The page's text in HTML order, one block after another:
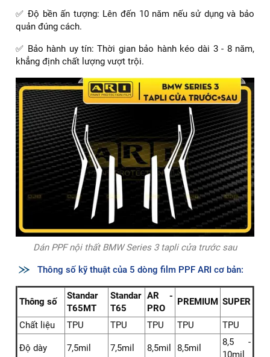
✅ Độ bền ấn tượng: Lên đến 10 năm nếu sử dụng và bảo
quản đúng cách.
✅ Bảo hành uy tín: Thời gian bảo hành kéo dài 3 - 8 năm,
khẳng định chất lượng vượt trội.
Dán PPF nội thất BMW Series 3 tapli cửa trước sau
Thông số kỹ thuật của 5 dòng film PPF ARI cơ bản:
Thông số
Standar
T65MT
Standar
T65
AR -
PRO
PREMIUM SUPER
Chất liệu TPU TPU TPU TPU TPU
Độ dày 7,5mil 7,5mil 8,5mil 8,5mil
8,5 -
10mil